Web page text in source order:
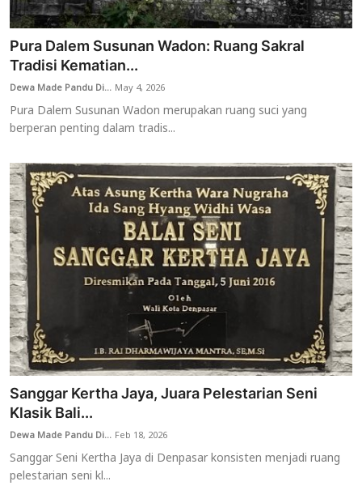
Pura Dalem Susunan Wadon: Ruang Sakral
Tradisi Kematian...
Dewa Made Pandu Di... May 4, 2026
Pura Dalem Susunan Wadon merupakan ruang suci yang
berperan penting dalam tradis...
Sanggar Kertha Jaya, Juara Pelestarian Seni
Klasik Bali...
Dewa Made Pandu Di... Feb 18, 2026
Sanggar Seni Kertha Jaya di Denpasar konsisten menjadi ruang
pelestarian seni kl...